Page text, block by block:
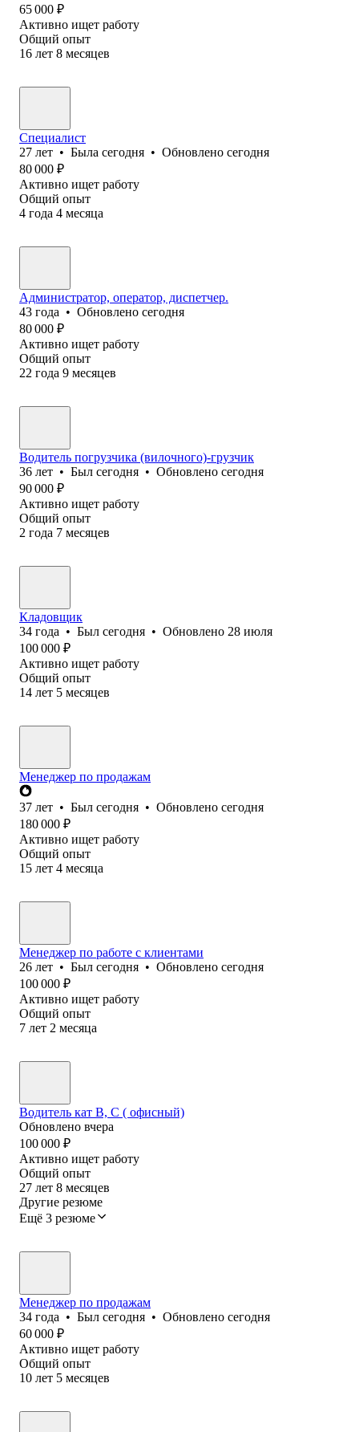
65 000 ₽
Активно ищет работу
Общий опыт
16 лет 8 месяцев
Специалист
27 лет • Была сегодня • Обновлено сегодня
80 000 ₽
Активно ищет работу
Общий опыт
4 года 4 месяца
Администратор, оператор, диспетчер.
43 года • Обновлено сегодня
80 000 ₽
Активно ищет работу
Общий опыт
22 года 9 месяцев
Водитель погрузчика (вилочного)-грузчик
36 лет • Был сегодня • Обновлено сегодня
90 000 ₽
Активно ищет работу
Общий опыт
2 года 7 месяцев
Кладовщик
34 года • Был сегодня • Обновлено 28 июля
100 000 ₽
Активно ищет работу
Общий опыт
14 лет 5 месяцев
Менеджер по продажам
37 лет • Был сегодня • Обновлено сегодня
180 000 ₽
Активно ищет работу
Общий опыт
15 лет 4 месяца
Менеджер по работе с клиентами
26 лет • Был сегодня • Обновлено сегодня
100 000 ₽
Активно ищет работу
Общий опыт
7 лет 2 месяца
Водитель кат В, С ( офисный)
Обновлено вчера
100 000 ₽
Активно ищет работу
Общий опыт
27 лет 8 месяцев
Другие резюме
Ещё 3 резюме
Менеджер по продажам
34 года • Был сегодня • Обновлено сегодня
60 000 ₽
Активно ищет работу
Общий опыт
10 лет 5 месяцев